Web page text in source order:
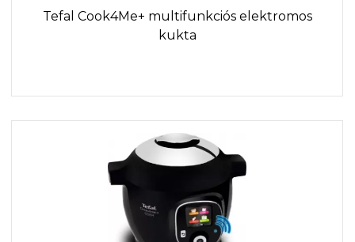
Tefal Cook4Me+ multifunkciós elektromos
kukta